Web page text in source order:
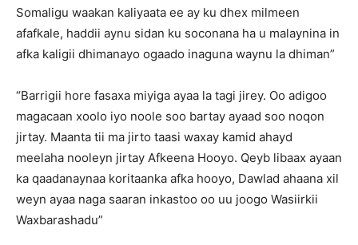
Somaligu waakan kaliyaata ee ay ku dhex milmeen
afafkale, haddii aynu sidan ku soconana ha u malaynina in
afka kaligii dhimanayo ogaado inaguna waynu la dhiman”
“Barrigii hore fasaxa miyiga ayaa la tagi jirey. Oo adigoo
magacaan xoolo iyo noole soo bartay ayaad soo noqon
jirtay. Maanta tii ma jirto taasi waxay kamid ahayd
meelaha nooleyn jirtay Afkeena Hooyo. Qeyb libaax ayaan
ka qaadanaynaa koritaanka afka hooyo, Dawlad ahaana xil
weyn ayaa naga saaran inkastoo oo uu joogo Wasiirkii
Waxbarashadu”